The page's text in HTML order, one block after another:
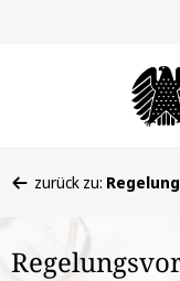
befinden
hier:
zurück zu: